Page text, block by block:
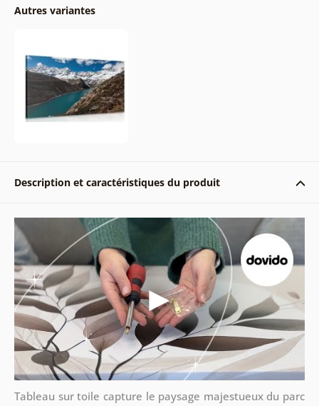
Autres variantes
Description et caractéristiques du produit
Tableau sur toile capture le paysage majestueux du parc